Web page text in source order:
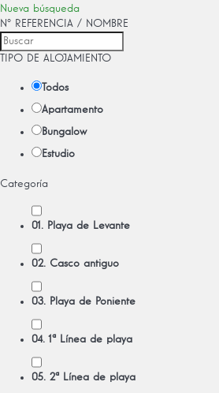
Nueva búsqueda
Nº REFERENCIA / NOMBRE
TIPO DE ALOJAMIENTO
Todos
Apartamento
Bungalow
Estudio
Categoría
01. Playa de Levante
02. Casco antiguo
03. Playa de Poniente
04. 1ª Línea de playa
05. 2ª Línea de playa